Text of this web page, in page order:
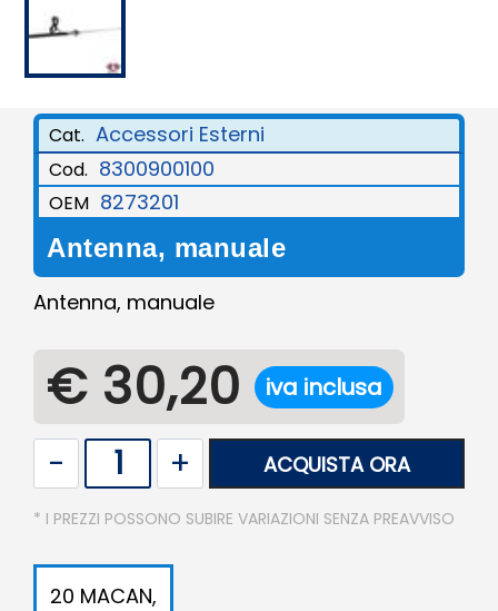
Cat. Accessori Esterni
Cod. 8300900100
OEM 8273201
Antenna, manuale
Antenna, manuale
€ 30,20 iva inclusa
ACQUISTA ORA
* I PREZZI POSSONO SUBIRE VARIAZIONI SENZA PREAVVISO
20 MACAN,